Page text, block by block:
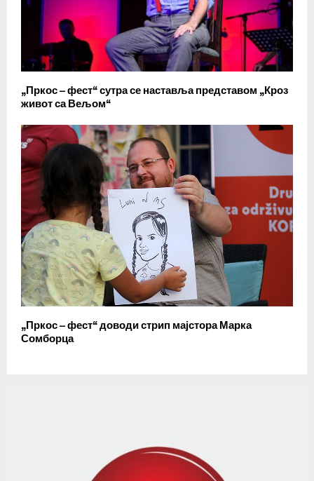
„Пркос – фест“ сутра се наставља представом „Кроз
живот са Вељом“
„Пркос – фест“ доводи стрип мајстора Марка
Сомборца